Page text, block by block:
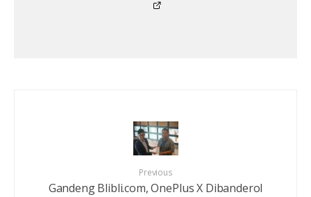
Previous
Gandeng Blibli.com, OnePlus X Dibanderol